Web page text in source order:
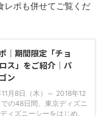
レポも併せてご覧くだ
｜期間限定「チョ
ス」をご紹介｜パ
ン
月8日（木）～ 2018年12
の48日間、東京ディズニ
ィズニーシーをはじめ、